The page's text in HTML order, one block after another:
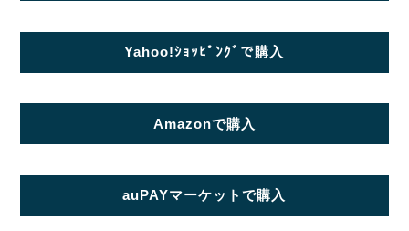
Yahoo!ｼｮｯﾋﾟﾝｸﾞで購入
Amazonで購入
auPAYマーケットで購入